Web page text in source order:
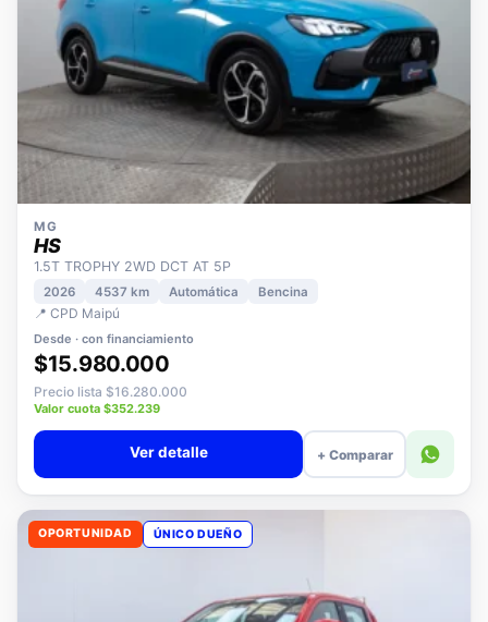
MG
HS
1.5T TROPHY 2WD DCT AT 5P
2026 4537 km
📍 CPD Maipú
Desde · con financiamiento
$15.980.000
Precio lista $16.280.000
Valor cuota $352.239
+ Comparar
OPORTUNIDAD